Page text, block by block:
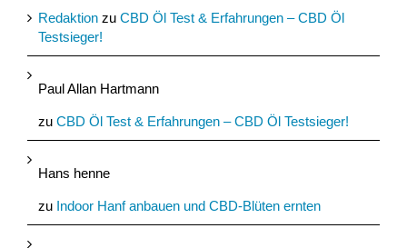
Redaktion zu CBD Öl Test & Erfahrungen – CBD Öl
Testsieger!
Paul Allan Hartmann
zu CBD Öl Test & Erfahrungen – CBD Öl Testsieger!
Hans henne
zu Indoor Hanf anbauen und CBD-Blüten ernten